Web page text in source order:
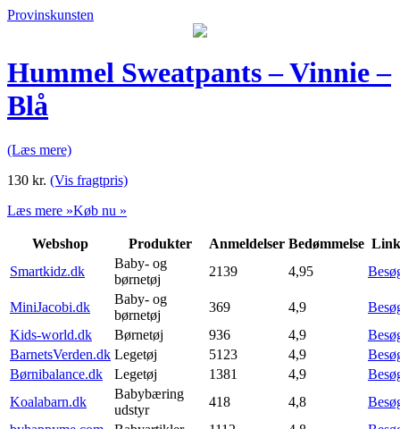
Provinskunsten
Hummel Sweatpants – Vinnie –
Blå
(Læs mere)
130 kr. (Vis fragtpris)
Læs mere »Køb nu »
Webshop Produkter Anmeldelser Bedømmelse Link
Smartkidz.dk
Baby- og
børnetøj
2139 4,95
MiniJacobi.dk
Baby- og
børnetøj
369 4,9
Kids-world.dk
Børnetøj 936 4,9
BarnetsVerden.dk Legetøj 5123 4,9
Børnibalance.dk
Legetøj 1381 4,9
Koalabarn.dk
Babybæring
udstyr
418 4,8